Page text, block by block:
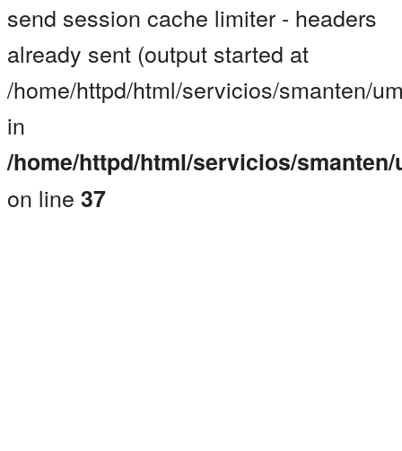
send session cache limiter - headers
already sent (output started at
/home/httpd/html/servicios/smanten/
in
/home/httpd/html/servicios/
on line 37